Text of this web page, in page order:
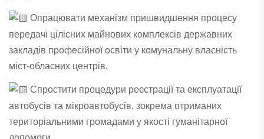
Опрацювати механізм пришвидшення процесу
передачі цілісних майнових комплексів державних
закладів професійної освіти у комунальну власність
міст-обласних центрів.
Спростити процедури реєстрації та експлуатації
автобусів та мікроавтобусів, зокрема отриманих
територіальними громадами у якості гуманітарної